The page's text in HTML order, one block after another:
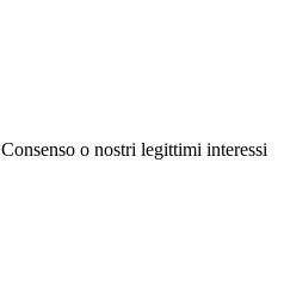
Consenso o nostri legittimi interessi